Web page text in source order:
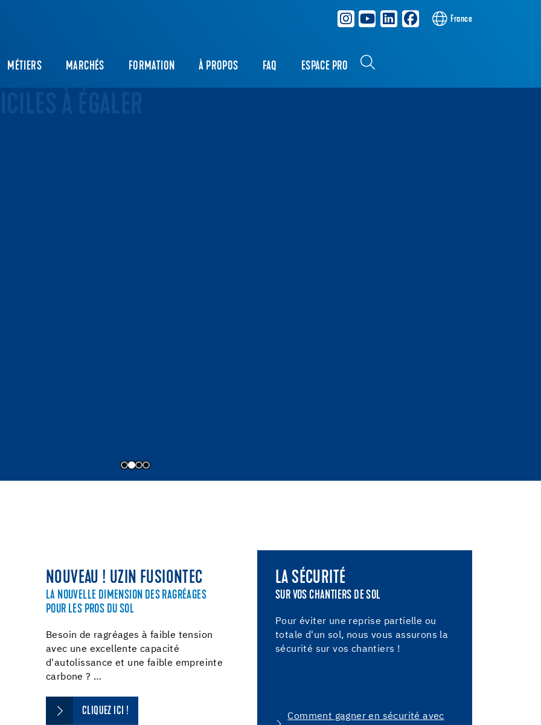
France
MÉTIERS MARCHÉS FORMATION À PROPOS FAQ ESPACE PRO
NOUVEAU ! UZIN FUSIONTEC
LA NOUVELLE DIMENSION DES RAGRÉAGES
POUR LES PROS DU SOL
Besoin de ragréages à faible tension
avec une excellente capacité
d'autolissance et une faible empreinte
carbone ? …
CLIQUEZ ICI !
LA SÉCURITÉ
SUR VOS CHANTIERS DE SOL
Pour éviter une reprise partielle ou
totale d'un sol, nous vous assurons la
sécurité sur vos chantiers !
Comment gagner en sécurité avec